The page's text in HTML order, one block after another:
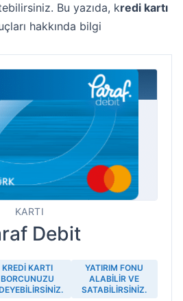
Bu yazıda, kredi kartı
hakkında bilgi
KARTI
Debit
KREDI KARTI
BORCUNUZU
YATIRIM FONU
ALABILIR VE
SATABILIRSINIZ.